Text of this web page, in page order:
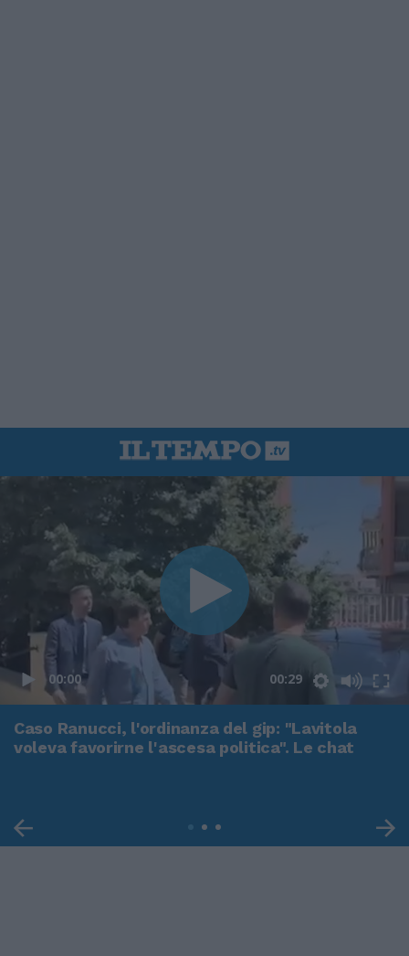
00:00 00:29
Caso Ranucci, l'ordinanza del gip: "Lavitola
voleva favorirne l'ascesa politica". Le chat